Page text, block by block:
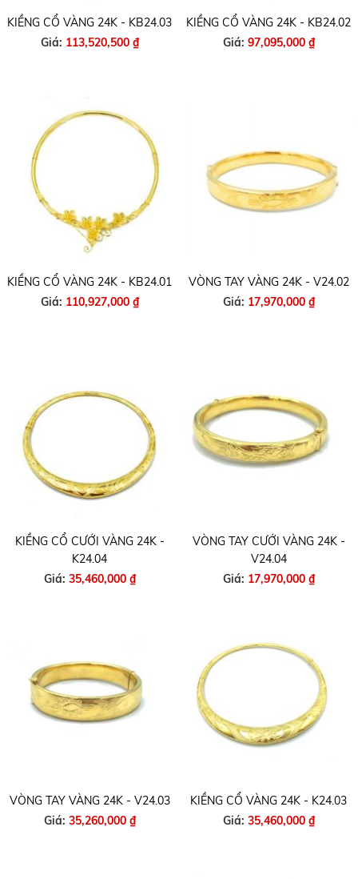
KIỀNG CỔ VÀNG 24K - KB24.03
Giá: 113,520,500 ₫
KIỀNG CỔ VÀNG 24K - KB24.02
Giá: 97,095,000 ₫
KIỀNG CỔ VÀNG 24K - KB24.01
Giá: 110,927,000 ₫
VÒNG TAY VÀNG 24K - V24.02
Giá: 17,970,000 ₫
KIỀNG CỔ CƯỚI VÀNG 24K -
K24.04
Giá: 35,460,000 ₫
VÒNG TAY CƯỚI VÀNG 24K -
V24.04
Giá: 17,970,000 ₫
VÒNG TAY VÀNG 24K - V24.03
Giá: 35,260,000 ₫
KIỀNG CỔ VÀNG 24K - K24.03
Giá: 35,460,000 ₫